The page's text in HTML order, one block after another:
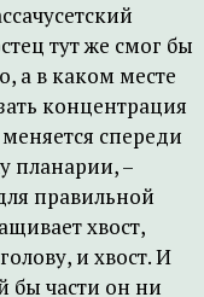
тут же смог бы
а в каком месте
концентрация
спереди
планарии, –
правильной
хвост,
и хвост. И
бы части он ни